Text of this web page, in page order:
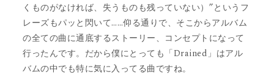
くものがなければ、失うものも残っていない）”というフ
レーズもパッと閃いて……仰る通りで、そこからアルバム
の全ての曲に通底するストーリー、コンセプトになって
行ったんです。だから僕にとっても「Drained」はアル
バムの中でも特に気に入ってる曲ですね。